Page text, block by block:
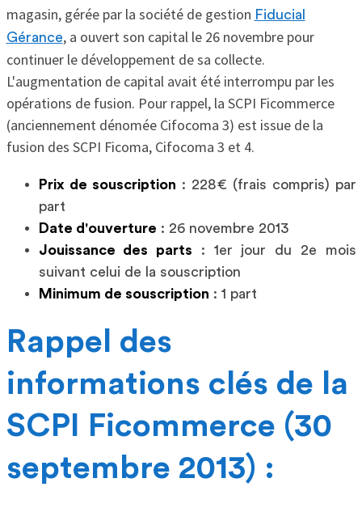
magasin, gérée par la société de gestion Fiducial
Gérance, a ouvert son capital le 26 novembre pour
continuer le développement de sa collecte.
L'augmentation de capital avait été interrompu par les
opérations de fusion. Pour rappel, la SCPI Ficommerce
(anciennement dénomée Cifocoma 3) est issue de la
fusion des SCPI Ficoma, Cifocoma 3 et 4.
Prix de souscription : 228€ (frais compris) par
part
Date d'ouverture : 26 novembre 2013
Jouissance des parts : 1er jour du 2e mois
suivant celui de la souscription
Minimum de souscription : 1 part
Rappel des
informations clés de la
SCPI Ficommerce (30
septembre 2013) :